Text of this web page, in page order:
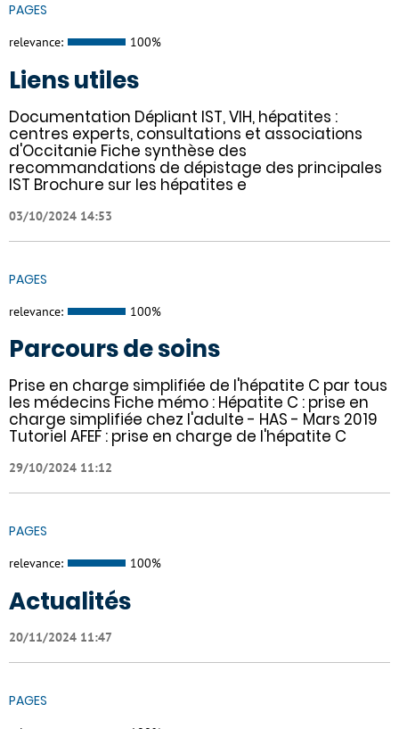
PAGES
relevance: 100%
Liens utiles
Documentation Dépliant IST, VIH, hépatites :
centres experts, consultations et associations
d'Occitanie Fiche synthèse des
recommandations de dépistage des principales
IST Brochure sur les hépatites e
03/10/2024 14:53
PAGES
relevance: 100%
Parcours de soins
Prise en charge simplifiée de l'hépatite C par tous
les médecins Fiche mémo : Hépatite C : prise en
charge simplifiée chez l'adulte - HAS - Mars 2019
Tutoriel AFEF : prise en charge de l'hépatite C
29/10/2024 11:12
PAGES
relevance: 100%
Actualités
20/11/2024 11:47
PAGES